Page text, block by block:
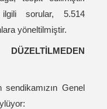
ilgili sorular, 5.514
yöneltilmiştir.
sendikamızın Genel